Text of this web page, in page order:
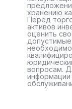
хранению
Перед
активов
оценить
вопросам.
информации